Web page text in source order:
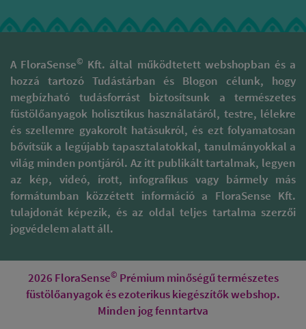
A FloraSense© Kft. által működtetett webshopban és a
hozzá tartozó Tudástárban és Blogon célunk, hogy
megbízható tudásforrást biztosítsunk a természetes
füstölőanyagok holisztikus használatáról, testre, lélekre
és szellemre gyakorolt hatásukról, és ezt folyamatosan
bővítsük a legújabb tapasztalatokkal, tanulmányokkal a
világ minden pontjáról. Az itt publikált tartalmak, legyen
az kép, videó, írott, infografikus vagy bármely más
formátumban közzétett információ a FloraSense Kft.
tulajdonát képezik, és az oldal teljes tartalma szerzői
jogvédelem alatt áll.
2026 FloraSense© Prémium minőségű természetes
füstölőanyagok és ezoterikus kiegészítők webshop.
Minden jog fenntartva